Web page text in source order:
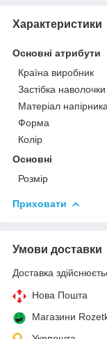
Характеристики
Основні атрибути
Країна виробник
Застібка наволочки
Матеріал
Форма
Колір
Основні
Розмір
Приховати
Умови доставки
Доставка
Нова Пошта
Магазини